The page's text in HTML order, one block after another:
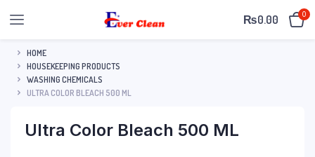
₨0.00 0
HOME
HOUSEKEEPING PRODUCTS
WASHING CHEMICALS
ULTRA COLOR BLEACH 500 ML
Ultra Color Bleach 500 ML